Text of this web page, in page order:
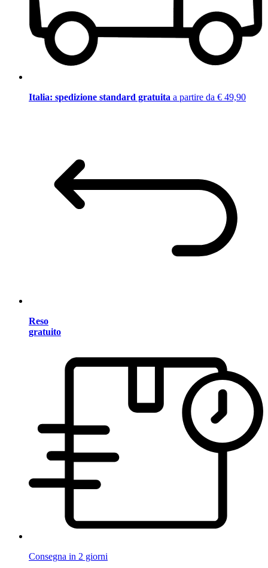
Italia: spedizione standard gratuita a partire da € 49,90
Reso
gratuito
Consegna in 2 giorni